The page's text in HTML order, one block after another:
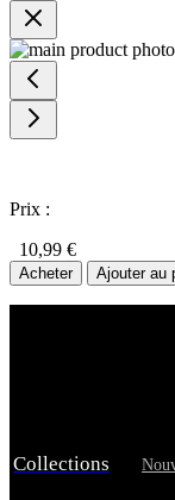
Prix :
10,99 €
Acheter Ajouter au
Collections